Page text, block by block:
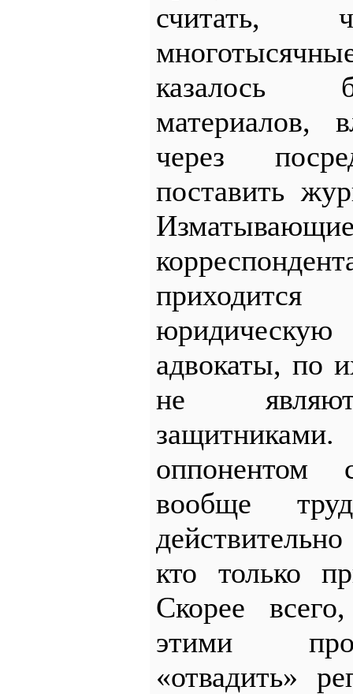
считать,
казалось
материалов,
через
поставить
юридическую
адвокаты, по
не
оппонентом
вообще
кто только
Скорее
этими
«отвадить»